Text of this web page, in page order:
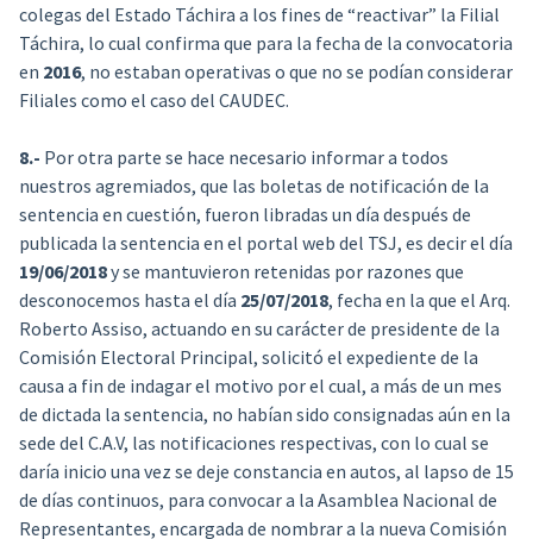
colegas del Estado Táchira a los fines de “reactivar” la Filial
Táchira, lo cual confirma que para la fecha de la convocatoria
en 2016, no estaban operativas o que no se podían considerar
Filiales como el caso del CAUDEC.
8.- Por otra parte se hace necesario informar a todos
nuestros agremiados, que las boletas de notificación de la
sentencia en cuestión, fueron libradas un día después de
publicada la sentencia en el portal web del TSJ, es decir el día
19/06/2018y se mantuvieron retenidas por razones que
desconocemos hasta el día 25/07/2018, fecha en la que el Arq.
Roberto Assiso, actuando en su carácter de presidente de la
Comisión Electoral Principal, solicitó el expediente de la
causa a fin de indagar el motivo por el cual, a más de un mes
de dictada la sentencia, no habían sido consignadas aún en la
sede del C.A.V, las notificaciones respectivas, con lo cual se
daría inicio una vez se deje constancia en autos, al lapso de 15
de días continuos, para convocar a la Asamblea Nacional de
Representantes, encargada de nombrar a la nueva Comisión